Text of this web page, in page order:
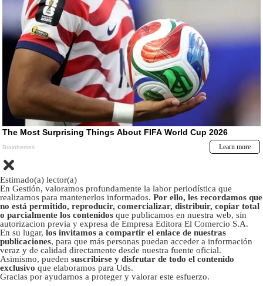
Estimado(a) lector(a)
En Gestión, valoramos profundamente la labor periodística que
realizamos para mantenerlos informados. Por ello, les recordamos que
no está permitido, reproducir, comercializar, distribuir, copiar total
o parcialmente los contenidos que publicamos en nuestra web, sin
autorizacion previa y expresa de Empresa Editora El Comercio S.A.
En su lugar, los invitamos a compartir el enlace de nuestras
publicaciones, para que más personas puedan acceder a información
veraz y de calidad directamente desde nuestra fuente oficial.
Asimismo, pueden suscribirse y disfrutar de todo el contenido
exclusivo que elaboramos para Uds.
Gracias por ayudarnos a proteger y valorar este esfuerzo.